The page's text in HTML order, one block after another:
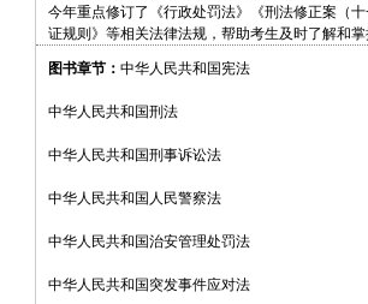
今年重点修订了《行政处罚法》《刑法修正案（
证规则》等相关法律法规，帮助考生及时了解和掌
图书章节： 中华人民共和国宪法
中华人民共和国刑法
中华人民共和国刑事诉讼法
中华人民共和国人民警察法
中华人民共和国治安管理处罚法
中华人民共和国突发事件应对法